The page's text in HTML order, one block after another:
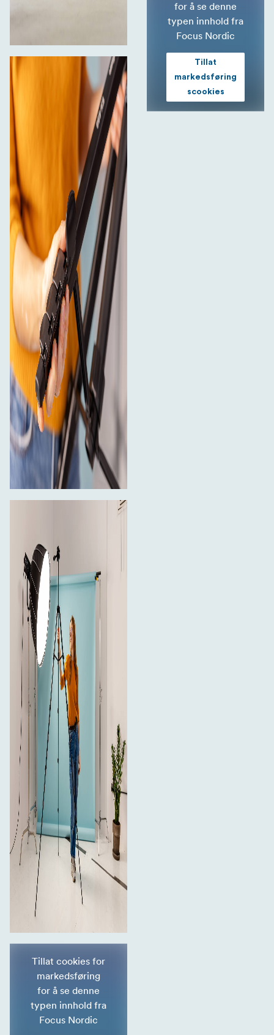
Tillat cookies for
markedsføring
for å se denne
typen innhold fra
Focus Nordic
for å se denne
typen innhold fra
Focus Nordic
Tillat
markedsføring
scookies